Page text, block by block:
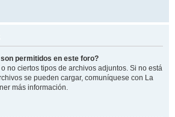
permitidos en este foro?
no ciertos tipos de archivos adjuntos. Si no está
se pueden cargar, comuníquese con La
más información.